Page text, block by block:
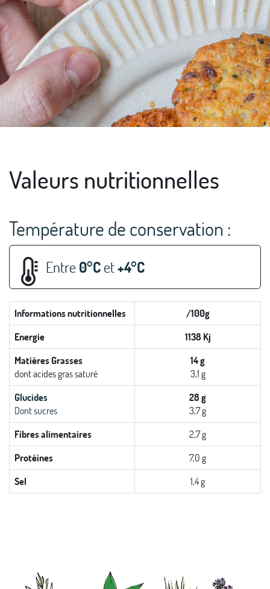
Valeurs nutritionnelles
Température de conservation :
Entre0°Cet+4°C
Informations nutritionnelles
/100g
Energie
1138 Kj
Matières Grasses
dont acides gras saturé
14 g
3,1 g
Glucides
Dont sucres
28 g
3,7 g
Fibres alimentaires
2,7 g
Protéines
7,0 g
Sel
1,4 g